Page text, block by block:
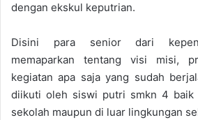
dengan ekskul keputrian.
Disini para senior dari
memaparkan tentang visi misi,
kegiatan apa saja yang sudah
diikuti oleh siswi putri smkn 4 baik
sekolah maupun di luar lingkungan